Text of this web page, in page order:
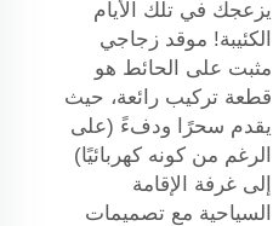
يزعجك في تلك الأيام
الكئيبة! موقد زجاجي
مثبت على الحائط هو
قطعة تركيب رائعة، حيث
يقدم سحرًا ودفءً (على
الرغم من كونه كهربائيًا)
إلى غرفة الإقامة
السياحية مع تصميمات